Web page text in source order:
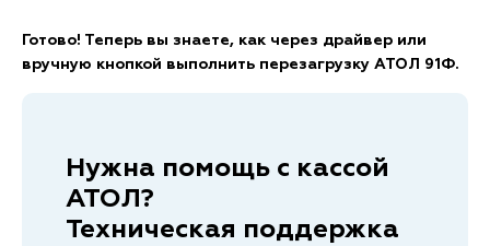
Готово! Теперь вы знаете, как через драйвер или
вручную кнопкой выполнить перезагрузку АТОЛ 91Ф.
Нужна помощь с кассой
АТОЛ?
Техническая поддержка